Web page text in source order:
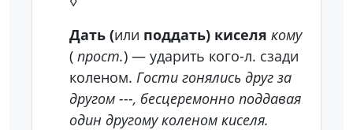
Дать (или поддать) киселя кому
( прост.) — ударить кого-л. сзади
коленом. Гости гонялись друг за
другом ---, бесцеремонно поддавая
один другому коленом киселя.